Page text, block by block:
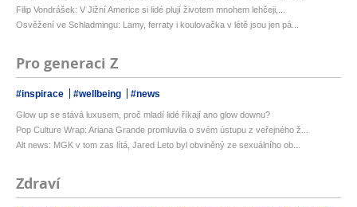
Filip Vondrášek: V Jižní Americe si lidé plují životem mnohem lehčeji,...
Osvěžení ve Schladmingu: Lamy, ferraty i koulovačka v létě jsou jen pá...
Pro generaci Z
#inspirace #wellbeing #news
Glow up se stává luxusem, proč mladí lidé říkají ano glow downu?
Pop Culture Wrap: Ariana Grande promluvila o svém ústupu z veřejného ž...
Alt news: MGK v tom zas lítá, Jared Leto byl obviněný ze sexuálního ob...
Zdraví